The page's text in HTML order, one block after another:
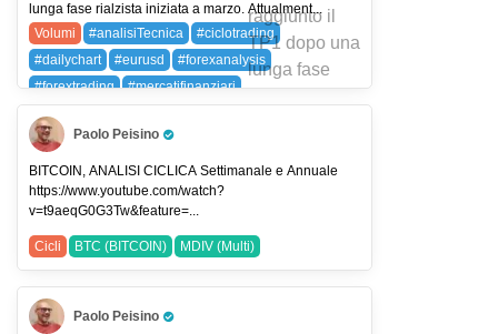
lunga fase rialzista iniziata a marzo. Attualment...
Volumi
#analisiTecnica
#ciclotrading
#dailychart
#eurusd
#forexanalysis
#forextrading
#mercatifinanziari
#moneygenerator
#traderlife
#tradingitalia
#tradingview
#usdjpy
EURUSD (EUR/USD)
USDJPY (USDJPY)
Paolo Peisino
Pro Trader
BITCOIN, ANALISI CICLICA Settimanale e Annuale
https://www.youtube.com/watch?
v=t9aeqG0G3Tw&feature=...
Cicli BTC (BITCOIN) MDIV (Multi)
Paolo Peisino
Pro Trader